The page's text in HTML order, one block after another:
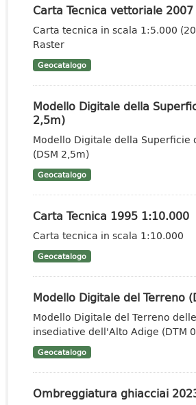
Carta Tecnica vettoriale
Carta tecnica in scala 1:5.000
Raster
Geocatalogo
Modello Digitale della
2,5m)
Modello Digitale della Superficie
(DSM 2,5m)
Geocatalogo
Carta Tecnica 1995 1:10.000
Carta tecnica in scala 1:10.000
Geocatalogo
Modello Digitale del Terreno
Modello Digitale del Terreno
insediative dell'Alto Adige (DTM
Geocatalogo
Ombreggiatura ghiacciai